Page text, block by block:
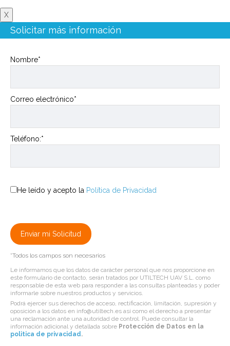
X
Solicitar más información
Nombre*
Correo electrónico*
Teléfono:*
He leído y acepto la Política de Privacidad
*Todos los campos son necesarios
Le informamos que los datos de carácter personal que nos proporcione en
este formulario de contacto, serán tratados por UTILTECH UAV S.L. como
responsable de esta web para responder a las consultas planteadas y poder
informarle sobre nuestros productos y servicios.
Podrá ejercer sus derechos de acceso, rectificación, limitación, supresión y
oposición a los datos en info@utiltech.es así como el derecho a presentar
una reclamación ante una autoridad de control. Puede consultar la
información adicional y detallada sobre Protección de Datos en la
politica de privacidad.